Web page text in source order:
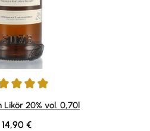
von 5 von 5 Sternen
Likör 20% vol. 0,70l
Regulärer Preis:
14,90 €